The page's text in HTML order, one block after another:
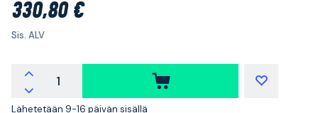
330,80 €
Sis. ALV
Lähetetään 9-16 päivän sisällä